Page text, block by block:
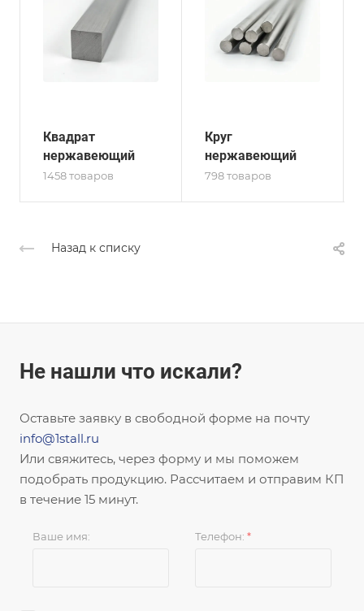
Квадрат
нержавеющий
1458 товаров
Круг
нержавеющий
798 товаров
Назад к списку
Не нашли что искали?
Оставьте заявку в свободной форме на почту
info@1stall.ru
Или свяжитесь, через форму и мы поможем
подобрать продукцию. Рассчитаем и отправим КП
в течение 15 минут.
Ваше имя: Телефон: *